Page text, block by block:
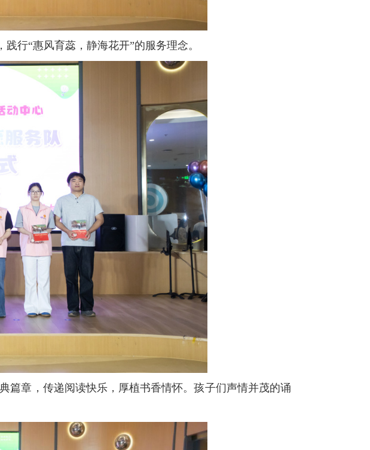
行“惠风育蕊，静海花开”的服务理念。
篇章，传递阅读快乐，厚植书香情怀。孩子们声情并茂的诵